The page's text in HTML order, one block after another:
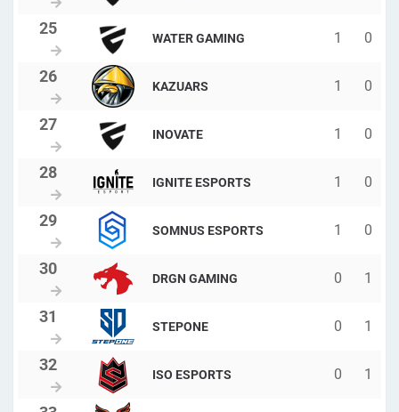
WATER GAMING 1 0
KAZUARS 1 0
INOVATE 1 0
IGNITE ESPORTS 1 0
SOMNUS ESPORTS 1 0
DRGN GAMING 0 1
STEPONE 0 1
ISO ESPORTS 0 1